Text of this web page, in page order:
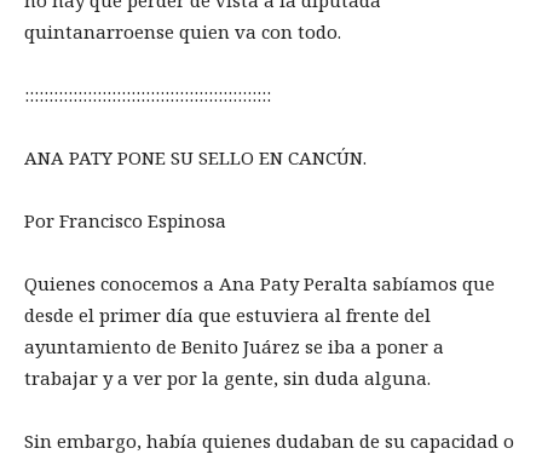
quintanarroense quien va con todo.
:::::::::::::::::::::::::::::::::::::::::::::::::::
ANA PATY PONE SU SELLO EN CANCÚN.
Por Francisco Espinosa
Quienes conocemos a Ana Paty Peralta sabíamos que
desde el primer día que estuviera al frente del
ayuntamiento de Benito Juárez se iba a poner a
trabajar y a ver por la gente, sin duda alguna.
Sin embargo, había quienes dudaban de su capacidad o